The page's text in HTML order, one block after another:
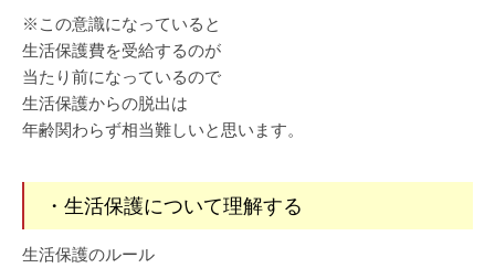
※この意識になっていると
生活保護費を受給するのが
当たり前になっているので
生活保護からの脱出は
年齢関わらず相当難しいと思います。
・生活保護について理解する
生活保護のルール